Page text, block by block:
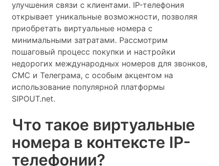
улучшения связи с клиентами. IP-телефония
открывает уникальные возможности, позволяя
приобретать виртуальные номера с
минимальными затратами. Рассмотрим
пошаговый процесс покупки и настройки
недорогих международных номеров для звонков,
СМС и Телеграма, с особым акцентом на
использование популярной платформы
SIPOUT.net.
Что такое виртуальные
номера в контексте IP-
телефонии?